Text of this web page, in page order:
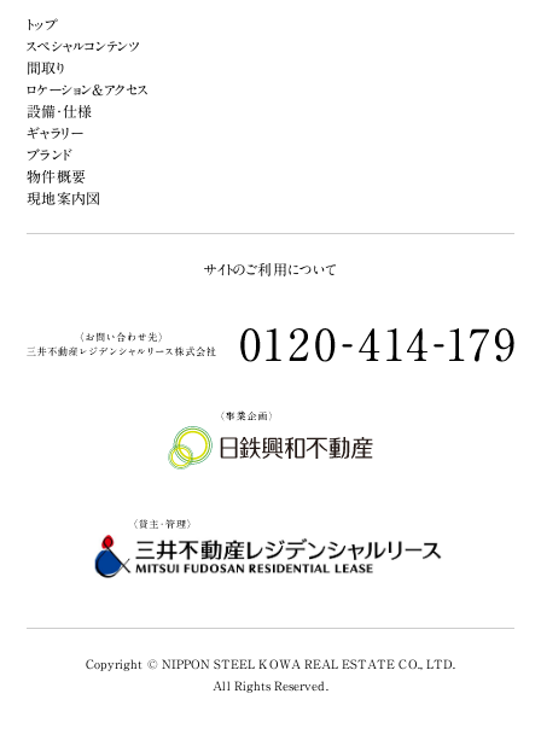
トップ
スペシャルコンテンツ
間取り
ロケーション&アクセス
設備・仕様
ギャラリー
ブランド
物件概要
現地案内図
サイトのご利用について
Copyright © NIPPON STEEL KOWA REAL ESTATE CO., LTD.
All Rights Reserved.